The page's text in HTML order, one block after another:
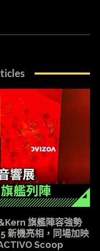
旗艦陣容強勢
新機亮相，同場加映
Scoop